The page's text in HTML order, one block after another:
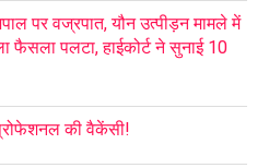
पर वज्रपात, यौन उत्पीड़न मामले में
फैसला पलटा, हाईकोर्ट ने सुनाई 10
की वैकेंसी!